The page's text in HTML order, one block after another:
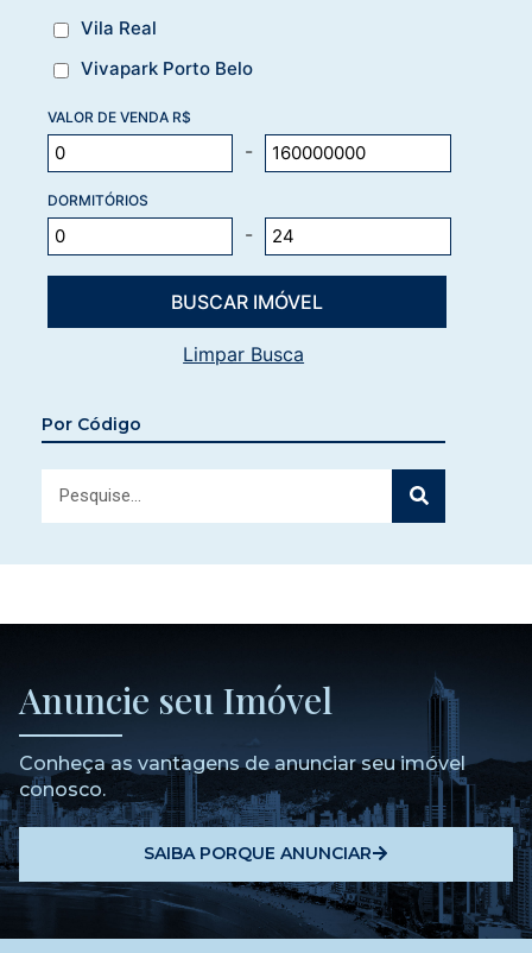
Vila Real
Vivapark Porto Belo
VALOR DE VENDA R$
-
DORMITÓRIOS
-
Limpar Busca
Por Código
Anuncie seu Imóvel
Conheça as vantagens de anunciar seu imóvel
conosco.
SAIBA PORQUE ANUNCIAR